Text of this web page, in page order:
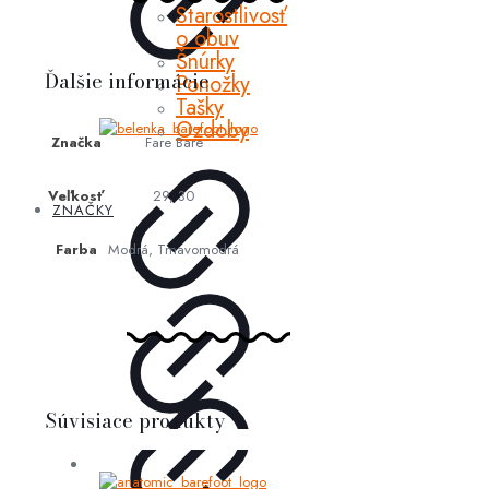
Starostlivosť
o obuv
Šnúrky
Ponožky
Tašky
Ozdoby
ZNAČKY
Ďalšie informácie
Značka Fare Bare
Veľkosť 29, 30
Farba Modrá, Tmavomodrá
Súvisiace produkty